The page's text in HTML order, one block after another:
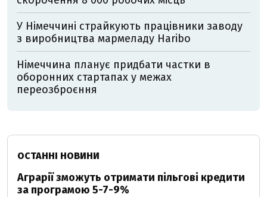
У Німеччині страйкують працівники заводу
з виробництва мармеладу Haribo
Німеччина планує придбати частки в
оборонних стартапах у межах
переозброєння
ОСТАННІ НОВИНИ
Аграрії зможуть отримати пільгові кредити
за програмою 5-7-9%